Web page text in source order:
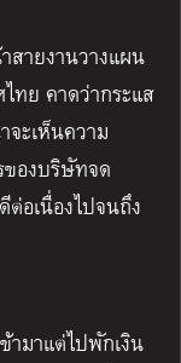
สายงานวางแผน
ทย คาดว่ากระแส
จะเห็นความ
ของบริษัทจด
ต่อเนื่องไปจนถึง
มาแต่ไปพักเงิน